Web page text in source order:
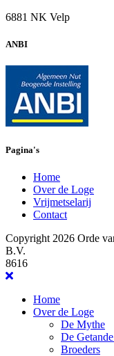
6881 NK Velp
ANBI
Pagina's
Home
Over de Loge
Vrijmetselarij
Contact
Copyright 2026 Orde
B.V.
8616
Home
Over de Loge
De Mythe
De
Broeders